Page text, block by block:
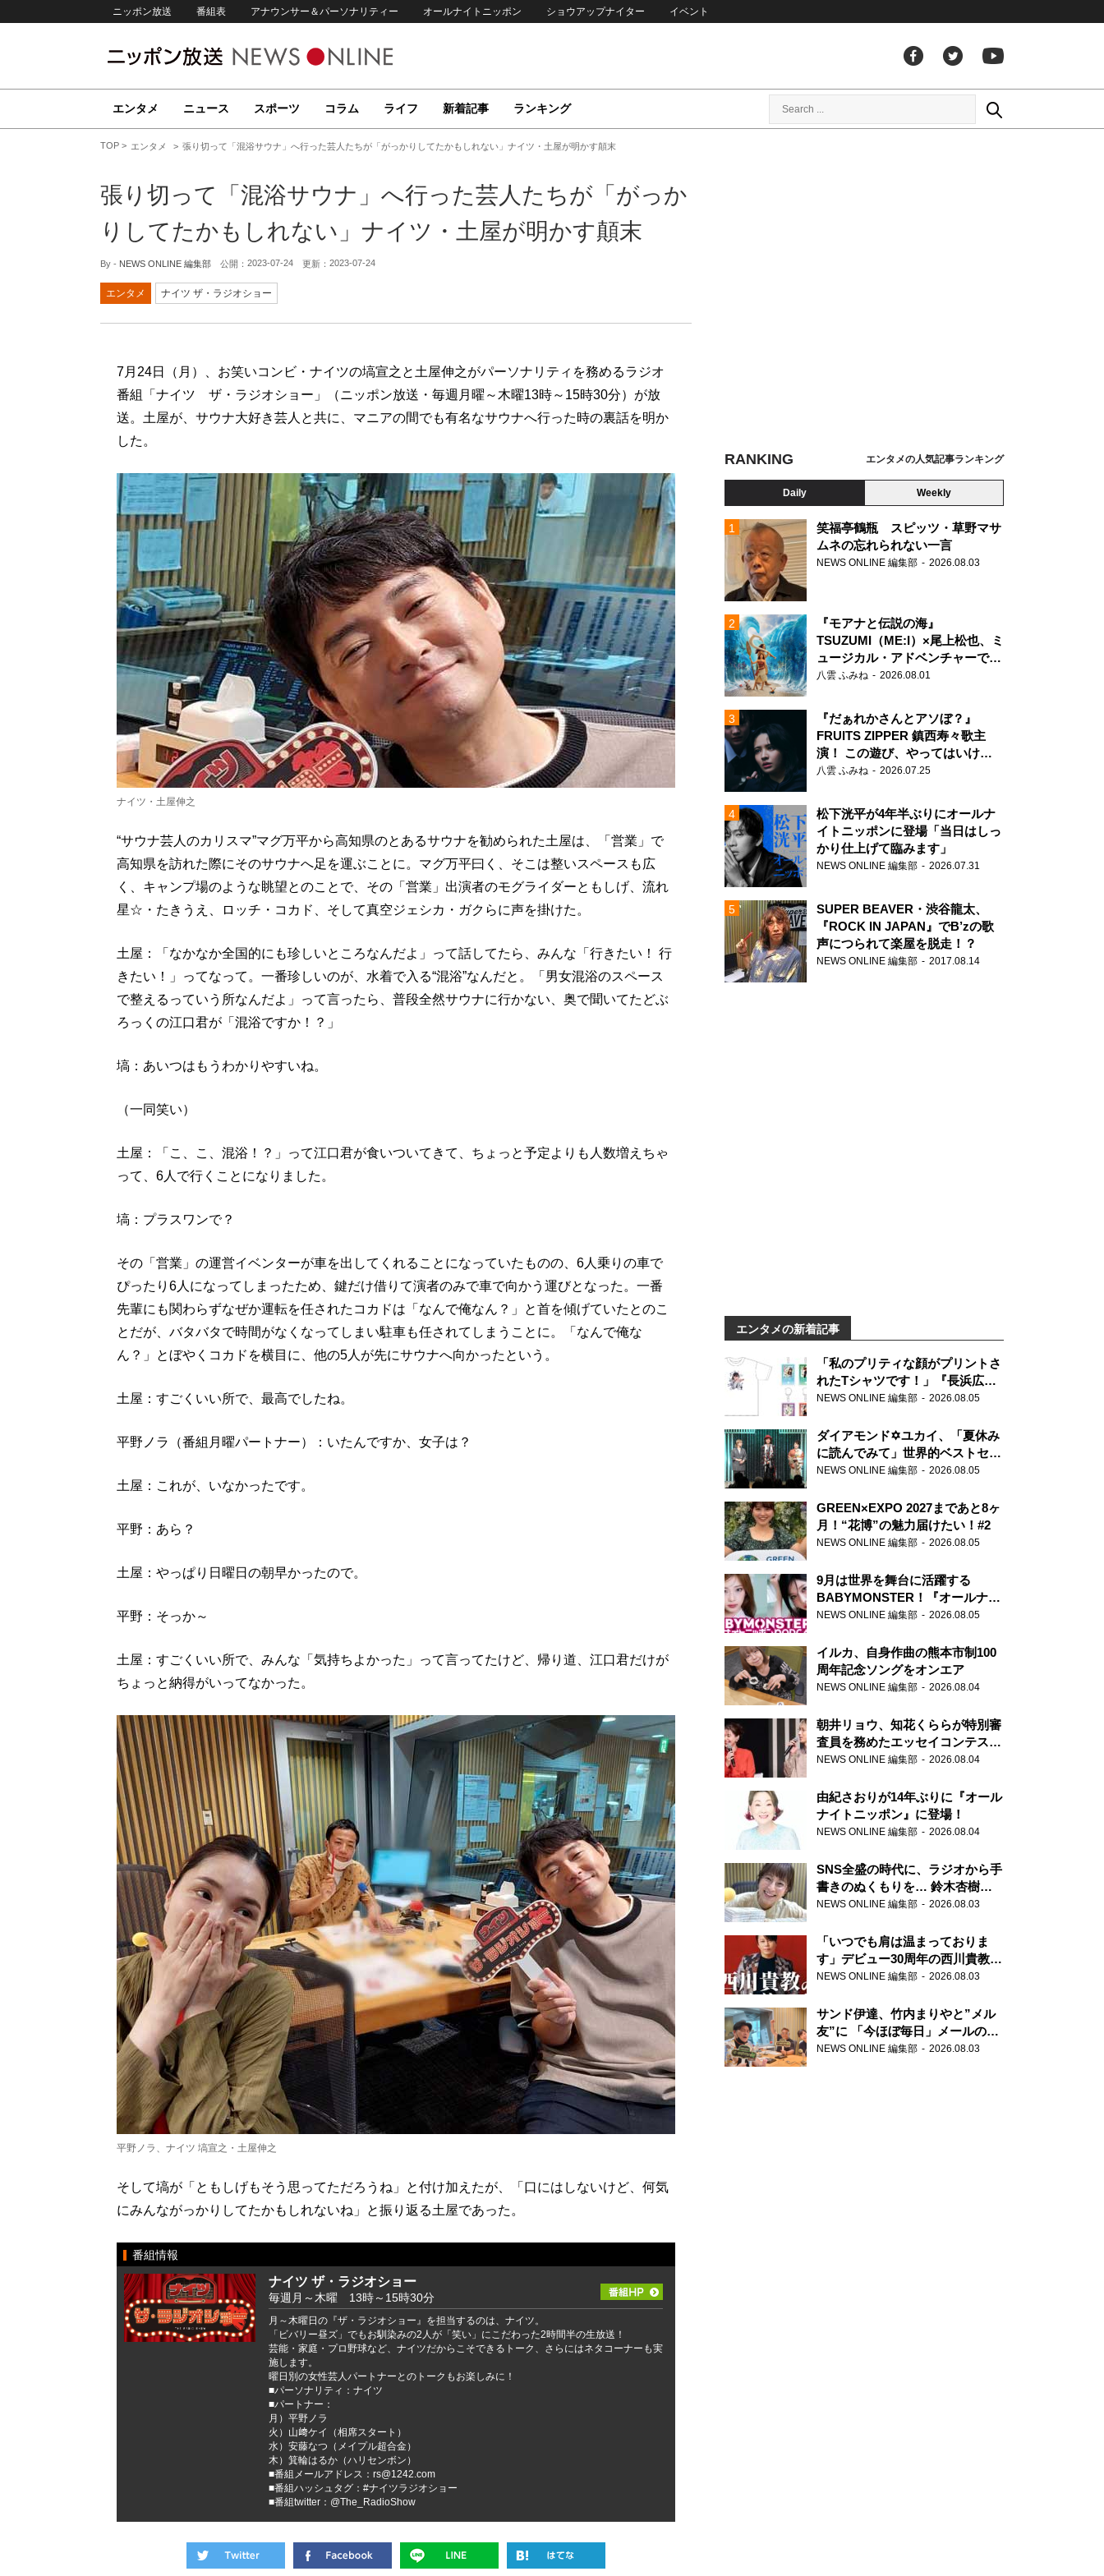
ニッポン放送 番組表 アナウンサー＆パーソナリティー オールナイトニッポン ショウアップナイター イベント
エンタメ ニュース スポーツ コラム ライフ 新着記事 ランキング
TOP エンタメ 張り切って「混浴サウナ」へ行った芸人たちが「がっかりしてたかもしれない」ナイツ・土屋が明かす顛末
張り切って「混浴サウナ」へ行った芸人たちが「がっか
りしてたかもしれない」ナイツ・土屋が明かす顛末
By - NEWS ONLINE 編集部 公開： 2023-07-24 更新： 2023-07-24
エンタメ ナイツ ザ・ラジオショー
7月24日（月）、お笑いコンビ・ナイツの塙宣之と土屋伸之がパーソナリティを務めるラジオ
番組「ナイツ ザ・ラジオショー」（ニッポン放送・毎週月曜～木曜13時～15時30分）が放
送。土屋が、サウナ大好き芸人と共に、マニアの間でも有名なサウナへ行った時の裏話を明か
した。
ナイツ・土屋伸之
“サウナ芸人のカリスマ”マグ万平から高知県のとあるサウナを勧められた土屋は、「営業」で
高知県を訪れた際にそのサウナへ足を運ぶことに。マグ万平曰く、そこは整いスペースも広
く、キャンプ場のような眺望とのことで、その「営業」出演者のモグライダーともしげ、流れ
星☆・たきうえ、ロッチ・コカド、そして真空ジェシカ・ガクらに声を掛けた。
土屋：「なかなか全国的にも珍しいところなんだよ」って話してたら、みんな「行きたい！ 行
きたい！」ってなって。一番珍しいのが、水着で入る“混浴”なんだと。「男女混浴のスペース
で整えるっていう所なんだよ」って言ったら、普段全然サウナに行かない、奥で聞いてたどぶ
ろっくの江口君が「混浴ですか！？」
塙：あいつはもうわかりやすいね。
（一同笑い）
土屋：「こ、こ、混浴！？」って江口君が食いついてきて、ちょっと予定よりも人数増えちゃ
って、6人で行くことになりました。
塙：プラスワンで？
その「営業」の運営イベンターが車を出してくれることになっていたものの、6人乗りの車で
ぴったり6人になってしまったため、鍵だけ借りて演者のみで車で向かう運びとなった。一番
先輩にも関わらずなぜか運転を任されたコカドは「なんで俺なん？」と首を傾げていたとのこ
とだが、バタバタで時間がなくなってしまい駐車も任されてしまうことに。「なんで俺な
ん？」とぼやくコカドを横目に、他の5人が先にサウナへ向かったという。
土屋：すごくいい所で、最高でしたね。
平野ノラ（番組月曜パートナー）：いたんですか、女子は？
土屋：これが、いなかったです。
平野：あら？
土屋：やっぱり日曜日の朝早かったので。
平野：そっか～
土屋：すごくいい所で、みんな「気持ちよかった」って言ってたけど、帰り道、江口君だけが
ちょっと納得がいってなかった。
平野ノラ、ナイツ 塙宣之・土屋伸之
そして塙が「ともしげもそう思ってただろうね」と付け加えたが、「口にはしないけど、何気
にみんながっかりしてたかもしれないね」と振り返る土屋であった。
番組情報
ナイツ ザ・ラジオショー
毎週月～木曜 13時～15時30分
月～木曜日の『ザ・ラジオショー』を担当するのは、ナイツ。
「ビバリー昼ズ」でもお馴染みの2人が「笑い」にこだわった2時間半の生放送！
芸能・家庭・プロ野球など、ナイツだからこそできるトーク、さらにはネタコーナーも実
施します。
曜日別の女性芸人パートナーとのトークもお楽しみに！
■パーソナリティ：ナイツ
■パートナー：
月）平野ノラ
火）山﨑ケイ（相席スタート）
水）安藤なつ（メイプル超合金）
木）箕輪はるか（ハリセンボン）
■番組メールアドレス：rs@1242.com
■番組ハッシュタグ：#ナイツラジオショー
■番組twitter：@The_RadioShow
RANKING エンタメの人気記事ランキング
Daily Weekly
笑福亭鶴瓶 スピッツ・草野マサ
ムネの忘れられない一言
NEWS ONLINE 編集部 2026.08.03
『モアナと伝説の海』
TSUZUMI（ME:I）×尾上松也、ミ
ュージカル・アドベンチャーで美
声を響かせる
八雲 ふみね 2026.08.01
『だぁれかさんとアソぼ？』
FRUITS ZIPPER 鎮西寿々歌主
演！ この遊び、やってはいけま
せん。
八雲 ふみね 2026.07.25
松下洸平が4年半ぶりにオールナ
イトニッポンに登場「当日はしっ
かり仕上げて臨みます」
NEWS ONLINE 編集部 2026.07.31
SUPER BEAVER・渋谷龍太、
『ROCK IN JAPAN』でB’zの歌
声につられて楽屋を脱走！？
NEWS ONLINE 編集部 2017.08.14
エンタメの新着記事
「私のプリティな顔がプリントさ
れたTシャツです！」『長浜広奈
天下無双』初の番組グッズ発売
NEWS ONLINE 編集部 2026.08.05
ダイアモンド✡ユカイ、「夏休み
に読んでみて」世界的ベストセラ
ー『アナスタシア』を紹介
NEWS ONLINE 編集部 2026.08.05
GREEN×EXPO 2027まであと8ヶ
月！“花博”の魅力届けたい！#2
NEWS ONLINE 編集部 2026.08.05
9月は世界を舞台に活躍する
BABYMONSTER！『オールナイ
トニッポンPODCAST』月替わり
NEWS ONLINE 編集部 2026.08.05
イルカ、自身作曲の熊本市制100
周年記念ソングをオンエア
NEWS ONLINE 編集部 2026.08.04
朝井リョウ、知花くららが特別審
査員を務めたエッセイコンテスト
の特別番組「#いまあなたに伝え
NEWS ONLINE 編集部 2026.08.04
由紀さおりが14年ぶりに『オール
ナイトニッポン』に登場！
NEWS ONLINE 編集部 2026.08.04
SNS全盛の時代に、ラジオから手
書きのぬくもりを… 鈴木杏樹の
直筆はがきが届く！
郵便局
NEWS ONLINE 編集部 2026.08.03
「いつでも肩は温まっておりま
す」デビュー30周年の西川貴教が
『オールナイトニッポン』に登
NEWS ONLINE 編集部 2026.08.03
サンド伊達、竹内まりやと”メル
友”に 「今ほぼ毎日」メールのや
り取り明かす
NEWS ONLINE 編集部 2026.08.03